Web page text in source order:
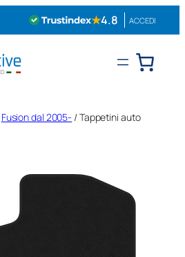
★4.8 ACCEDI
Fusion dal 2005- / Tappetini auto